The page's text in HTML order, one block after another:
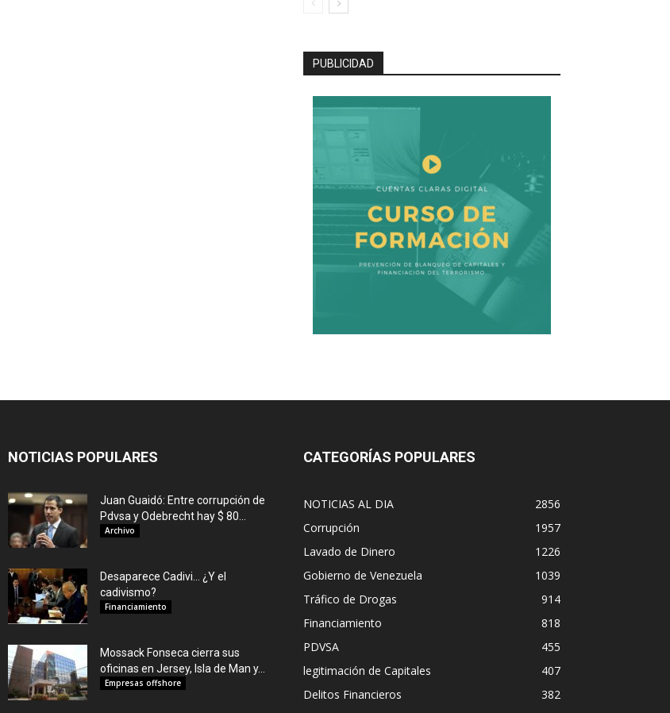
PUBLICIDAD
NOTICIAS POPULARES
Juan Guaidó: Entre corrupción de
Pdvsa y Odebrecht hay $ 80...
Archivo
Desaparece Cadivi… ¿Y el
cadivismo?
Financiamiento
Mossack Fonseca cierra sus
oficinas en Jersey, Isla de Man y...
Empresas offshore
CATEGORÍAS POPULARES
NOTICIAS AL DIA
2856
Corrupción
1957
Lavado de Dinero
1226
Gobierno de Venezuela
1039
Tráfico de Drogas
914
Financiamiento
818
PDVSA
455
legitimación de Capitales
407
Delitos Financieros
382